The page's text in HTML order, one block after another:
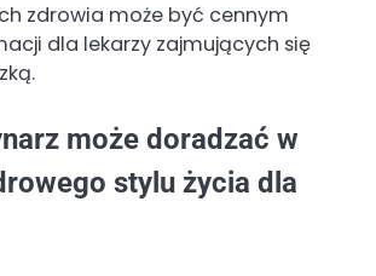
zdrowia może być cennym
dla lekarzy zajmujących się
może doradzać w
stylu życia dla